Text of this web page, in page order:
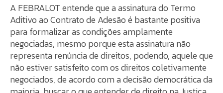
A FEBRALOT entende que a assinatura do Termo
Aditivo ao Contrato de Adesão é bastante positiva
para formalizar as condições amplamente
negociadas, mesmo porque esta assinatura não
representa renúncia de direitos, podendo, aquele que
não estiver satisfeito com os direitos coletivamente
negociados, de acordo com a decisão democrática da